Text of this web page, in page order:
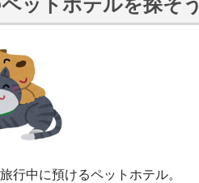
ットホテルを探そう
行中に預けるペットホテル。